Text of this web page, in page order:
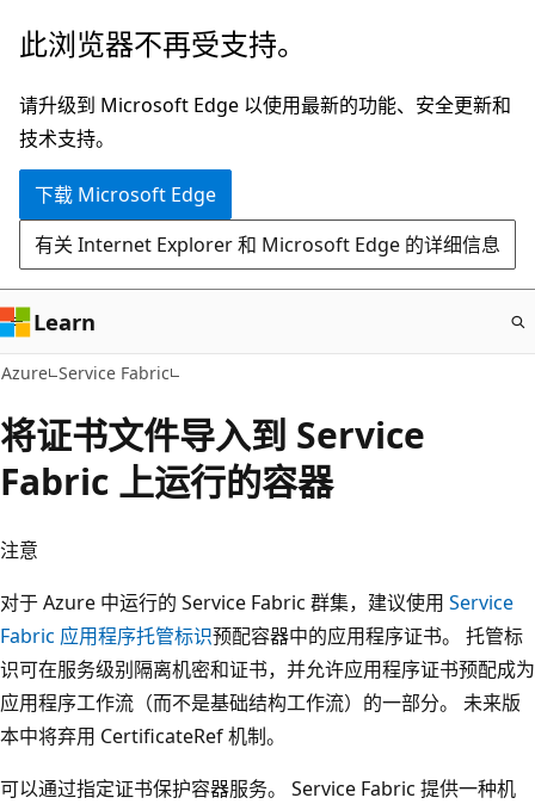
跳
主
要
内
此浏览器不再受支持。
请升级到 Microsoft Edge 以使用最新的功能、安全更新和
技术支持。
下载 Microsoft Edge
有关 Internet Explorer 和 Microsoft Edge 的详细信息
Learn
Azure Service Fabric
将证书文件导入到 Service
Fabric 上运行的容器
注意
对于 Azure 中运行的 Service Fabric 群集，建议使用 Service
Fabric 应用程序托管标识预配容器中的应用程序证书。 托管标
识可在服务级别隔离机密和证书，并允许应用程序证书预配成为
应用程序工作流（而不是基础结构工作流）的一部分。 未来版
本中将弃用 CertificateRef 机制。
可以通过指定证书保护容器服务。 Service Fabric 提供一种机